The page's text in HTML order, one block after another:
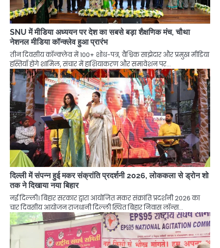
SNU में मीडिया अध्ययन पर देश का सबसे बड़ा शैक्षणिक मंच, चौथा
नेशनल मीडिया कॉन्क्लेव हुआ प्रारंभ
तीन दिवसीय कॉन्क्लेव में 100+ शोध-पत्र, वैश्विक साझेदार और प्रमुख मीडिया
हस्तियाँ होंगे शामिल, संचार में हाशियाकरण और समावेशन पर…
दिल्ली में संपन्न हुई मकर संक्रांति प्रदर्शनी 2026, लोककला से ड्रोन शो
तक ने दिखाया नया बिहार
नई दिल्ली। बिहार सरकार द्वारा आयोजित मकर संक्रांति प्रदर्शनी 2026 का
चार दिवसीय आयोजन राजधानी दिल्ली स्थित बिहार निवास लॉन्स…